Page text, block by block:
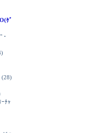
ｹﾞ
(28)
ｰﾁｬ